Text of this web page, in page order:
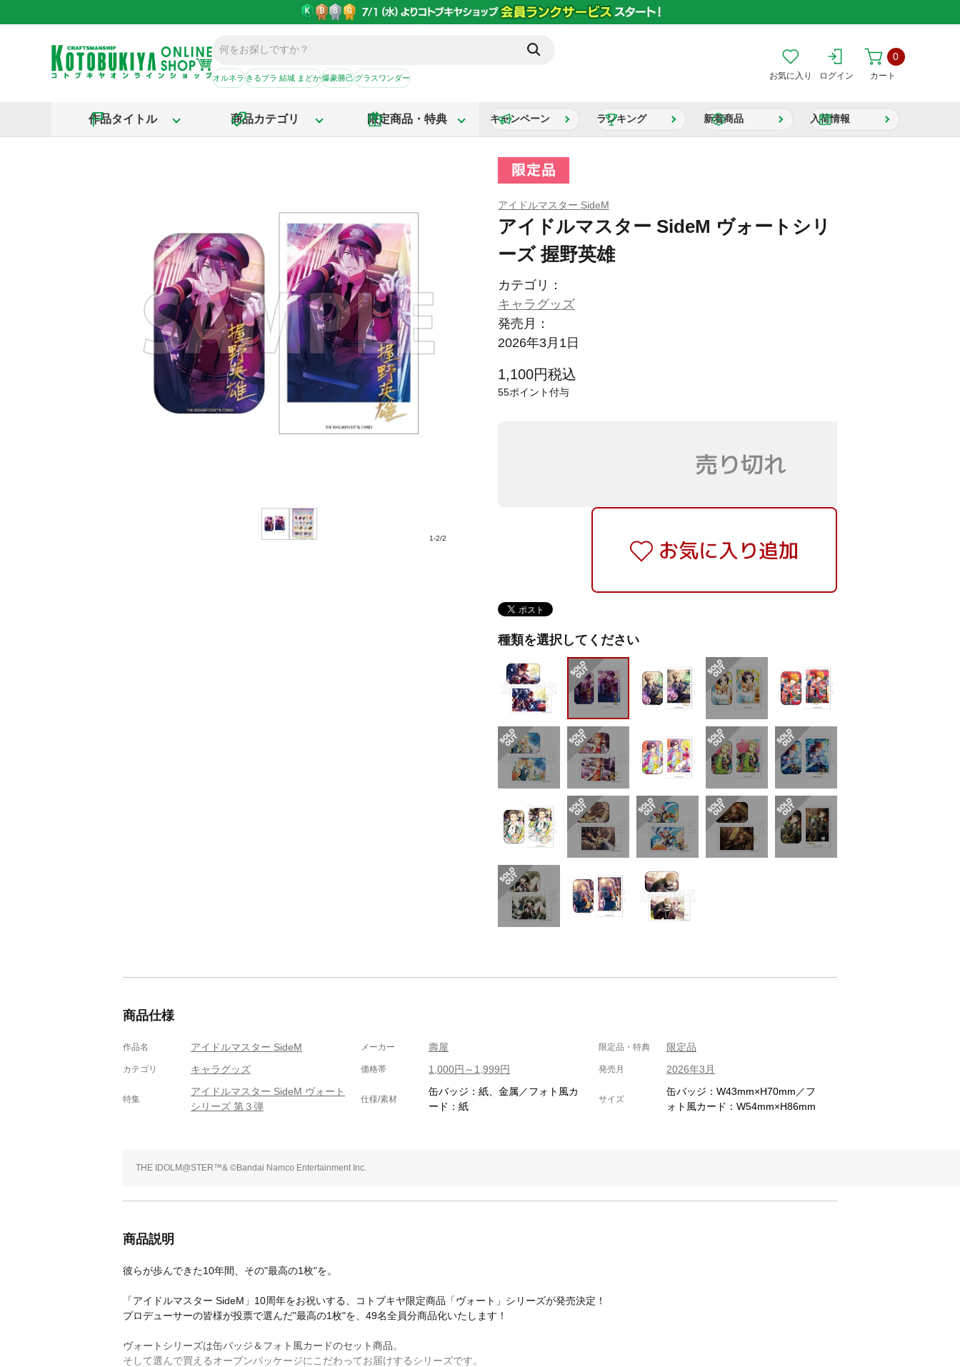
オルネラきるプラ 結城 まどか爆豪勝己グラスワンダー お気に入り ログイン カート
0
作品タイトル 商品カテゴリ 限定商品・特典 キャンペーン ランキング 新着商品 入荷情報
1-2/2
アイドルマスター SideM
アイドルマスター SideM ヴォートシリ
ーズ 握野英雄
カテゴリ：
キャラグッズ
発売月：
2026年3月1日
1,100円税込
55ポイント付与
種類を選択してください
商品仕様
作品名 アイドルマスター SideM メーカー 壽屋 限定品・特典 限定品
カテゴリ キャラグッズ 価格帯 1,000円～1,999円 発売月 2026年3月
特集
アイドルマスター SideM ヴォート
シリーズ 第３弾
仕様/素材
缶バッジ：紙、金属／フォト風カ
ード：紙
サイズ
缶バッジ：W43mm×H70mm／フ
ォト風カード：W54mm×H86mm
THE IDOLM@STER™& ©Bandai Namco Entertainment Inc.
商品説明
彼らが歩んできた10年間、その"最高の1枚"を。
「アイドルマスター SideM」10周年をお祝いする、コトブキヤ限定商品「ヴォート」シリーズが発売決定！
プロデューサーの皆様が投票で選んだ"最高の1枚"を、49名全員分商品化いたします！
ヴォートシリーズは缶バッジ＆フォト風カードのセット商品。
そして選んで買えるオープンパッケージにこだわってお届けするシリーズです。